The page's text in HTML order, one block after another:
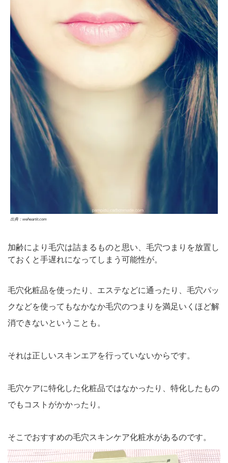
出典：weheartit.com
加齢により毛穴は詰まるものと思い、毛穴つまりを放置し
ておくと手遅れになってしまう可能性が。
毛穴化粧品を使ったり、エステなどに通ったり、毛穴パッ
クなどを使ってもなかなか毛穴のつまりを満足いくほど解
消できないということも。
それは正しいスキンエアを行っていないからです。
毛穴ケアに特化した化粧品ではなかったり、特化したもの
でもコストがかかったり。
そこでおすすめの毛穴スキンケア化粧水があるのです。